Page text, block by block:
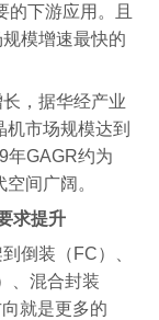
的下游应用。且
模增速最快的
，据华经产业
市场规模达到
年GAGR约为
间广阔。
求提升
倒装（FC）、
、混合封装
就是更多的